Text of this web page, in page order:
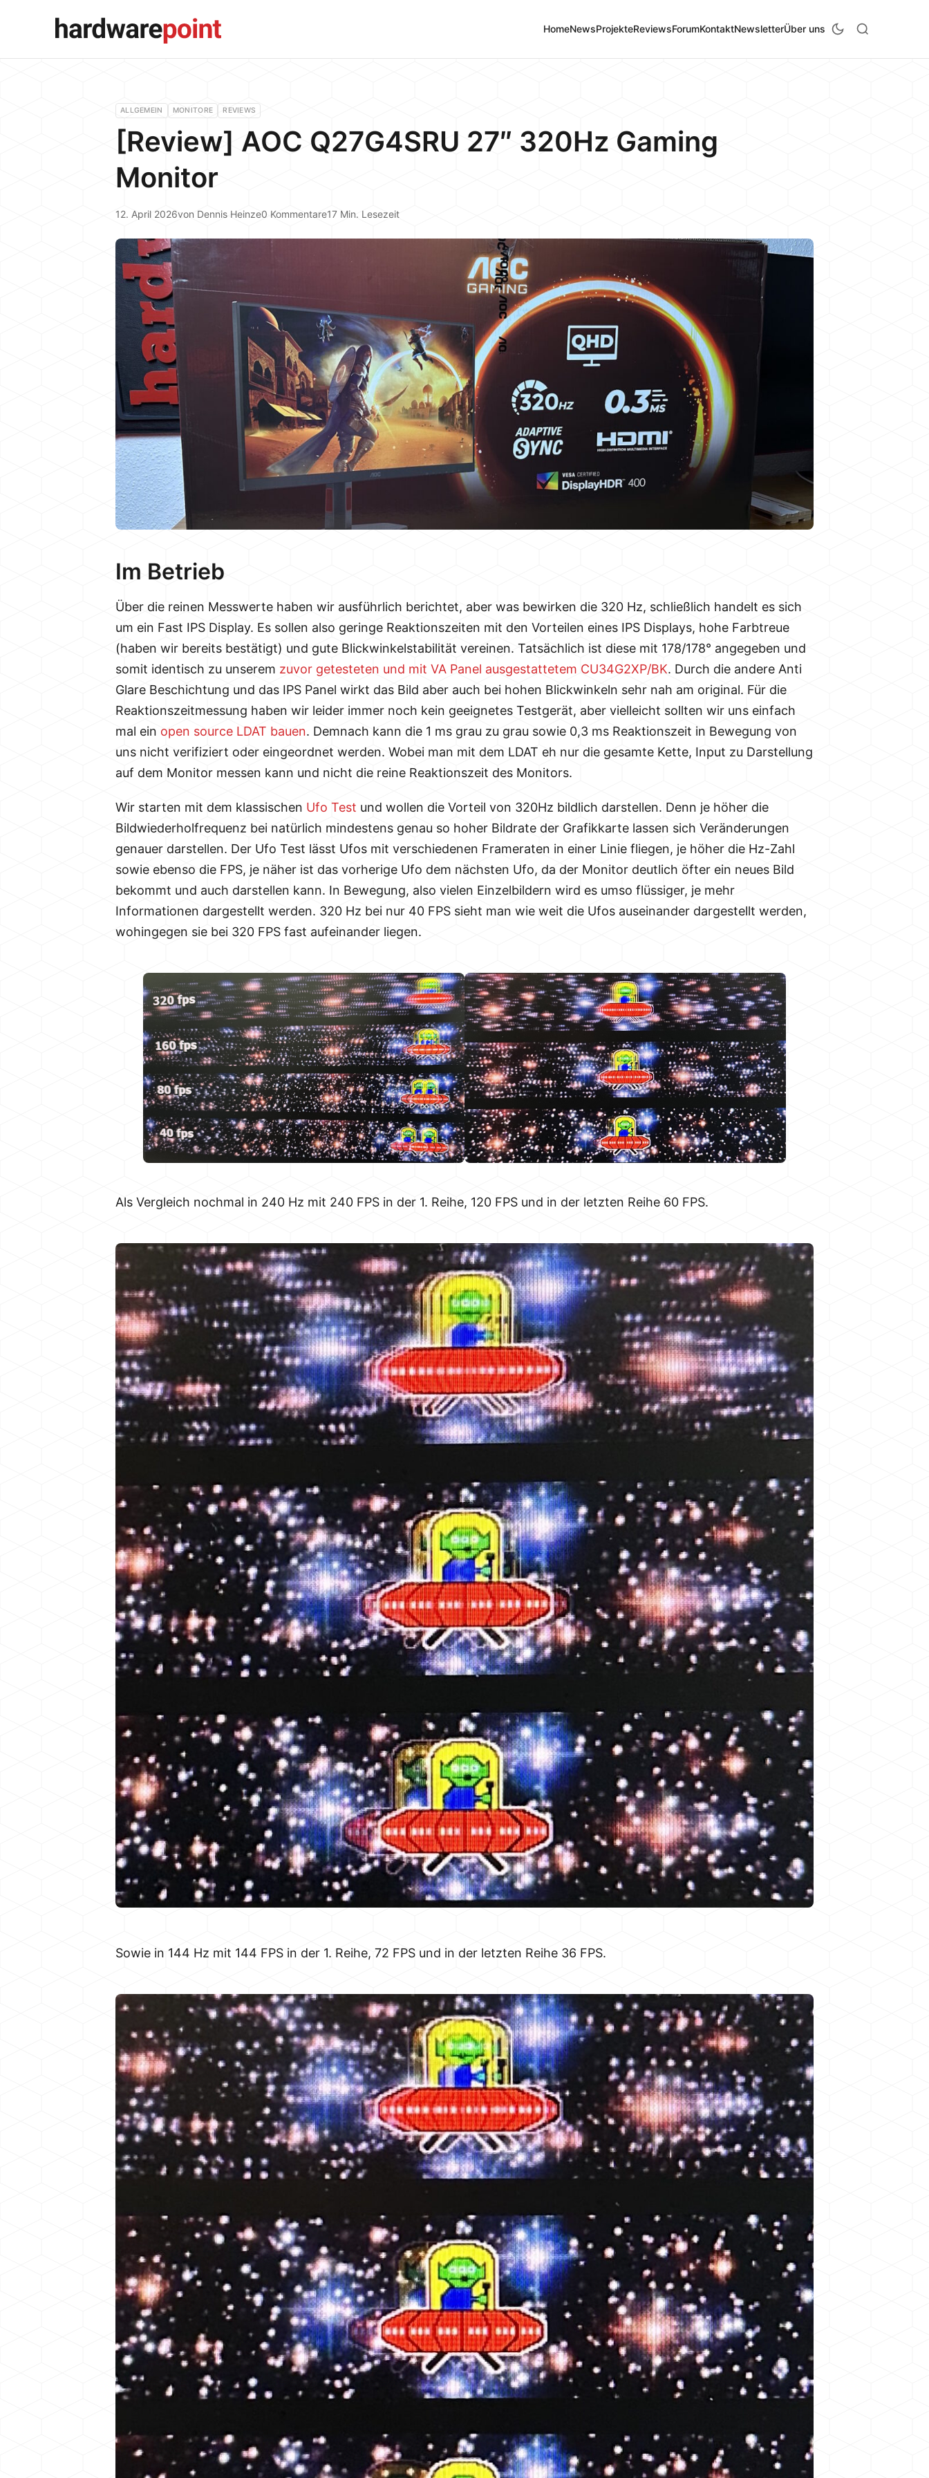
HomeNewsProjekteReviewsForumKontaktNewsletterÜber uns
ALLGEMEIN MONITORE REVIEWS
[Review] AOC Q27G4SRU 27″ 320Hz Gaming
Monitor
12. April 2026von Dennis Heinze0 Kommentare17 Min. Lesezeit
Im Betrieb
Über die reinen Messwerte haben wir ausführlich berichtet, aber was bewirken die 320 Hz, schließlich handelt es sich
um ein Fast IPS Display. Es sollen also geringe Reaktionszeiten mit den Vorteilen eines IPS Displays, hohe Farbtreue
(haben wir bereits bestätigt) und gute Blickwinkelstabilität vereinen. Tatsächlich ist diese mit 178/178° angegeben und
somit identisch zu unserem zuvor getesteten und mit VA Panel ausgestattetem CU34G2XP/BK. Durch die andere Anti
Glare Beschichtung und das IPS Panel wirkt das Bild aber auch bei hohen Blickwinkeln sehr nah am original. Für die
Reaktionszeitmessung haben wir leider immer noch kein geeignetes Testgerät, aber vielleicht sollten wir uns einfach
mal ein open source LDAT bauen. Demnach kann die 1 ms grau zu grau sowie 0,3 ms Reaktionszeit in Bewegung von
uns nicht verifiziert oder eingeordnet werden. Wobei man mit dem LDAT eh nur die gesamte Kette, Input zu Darstellung
auf dem Monitor messen kann und nicht die reine Reaktionszeit des Monitors.
Wir starten mit dem klassischen Ufo Test und wollen die Vorteil von 320Hz bildlich darstellen. Denn je höher die
Bildwiederholfrequenz bei natürlich mindestens genau so hoher Bildrate der Grafikkarte lassen sich Veränderungen
genauer darstellen. Der Ufo Test lässt Ufos mit verschiedenen Frameraten in einer Linie fliegen, je höher die Hz-Zahl
sowie ebenso die FPS, je näher ist das vorherige Ufo dem nächsten Ufo, da der Monitor deutlich öfter ein neues Bild
bekommt und auch darstellen kann. In Bewegung, also vielen Einzelbildern wird es umso flüssiger, je mehr
Informationen dargestellt werden. 320 Hz bei nur 40 FPS sieht man wie weit die Ufos auseinander dargestellt werden,
wohingegen sie bei 320 FPS fast aufeinander liegen.
Als Vergleich nochmal in 240 Hz mit 240 FPS in der 1. Reihe, 120 FPS und in der letzten Reihe 60 FPS.
Sowie in 144 Hz mit 144 FPS in der 1. Reihe, 72 FPS und in der letzten Reihe 36 FPS.